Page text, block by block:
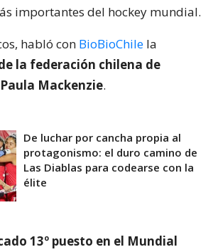
importantes del hockey mundial.
habló con BioBioChile la
la federación chilena de
Mackenzie.
De luchar por cancha propia al
protagonismo: el duro camino de
Las Diablas para codearse con la
élite
13º puesto en el Mundial